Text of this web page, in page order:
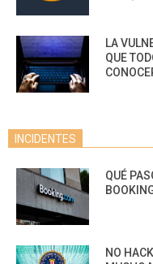
LA
QUE
INCIDENTES
QUÉ
NO